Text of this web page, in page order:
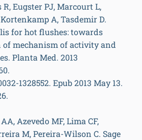
R, Eugster PJ, Marcourt L,
A, Tasdemir D.
for hot flushes: towards
mechanism of activity and
Planta Med. 2013
1328552. Epub 2013 May 13.
Azevedo MF, Lima CF,
M, Pereira-Wilson C. Sage